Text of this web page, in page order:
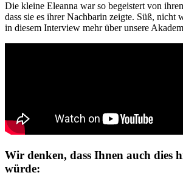
Die kleine Eleanna war so begeistert von
dass sie es ihrer Nachbarin zeigte. Süß, nicht
in diesem Interview mehr über unsere
Wir denken, dass Ihnen auch dies
würde: